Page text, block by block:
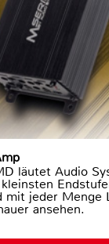
läutet Audio
mit jeder Menge
ansehen.